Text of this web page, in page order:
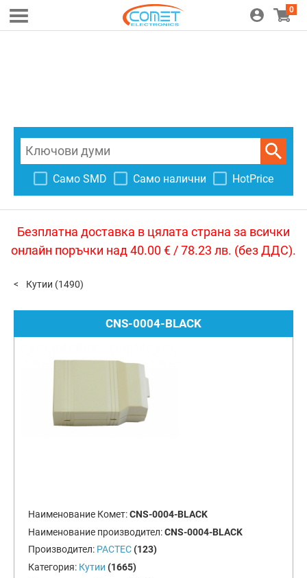
0
Само SMD Само налични HotPrice
Безплатна доставка в цялата страна за всички
онлайн поръчки над 40.00 € / 78.23 лв. (без ДДС).
Кутии (1490)
CNS-0004-BLACK
Наименование Комет:CNS-0004-BLACK
Наименование производител:CNS-0004-BLACK
Производител: PACTEC (123)
Категория: Кутии (1665)